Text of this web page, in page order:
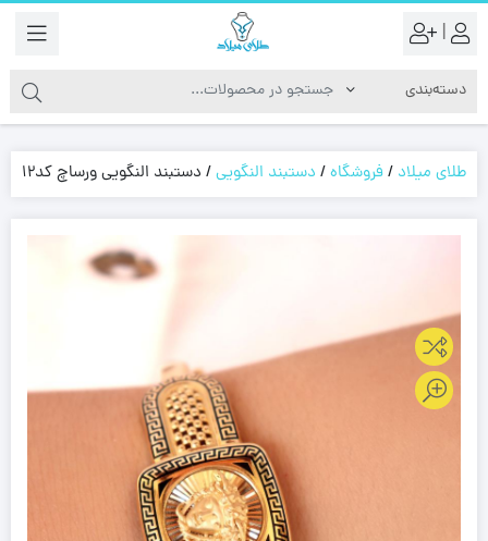
|
طلای میلاد /فروشگاه/ دستبند النگویی/ دستبند النگویی ورساچ کد12